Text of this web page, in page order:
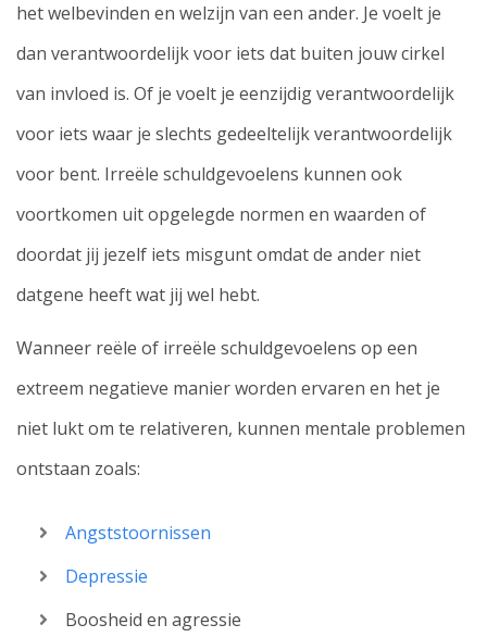
het welbevinden en welzijn van een ander. Je voelt je
dan verantwoordelijk voor iets dat buiten jouw cirkel
van invloed is. Of je voelt je eenzijdig verantwoordelijk
voor iets waar je slechts gedeeltelijk verantwoordelijk
voor bent. Irreële schuldgevoelens kunnen ook
voortkomen uit opgelegde normen en waarden of
doordat jij jezelf iets misgunt omdat de ander niet
datgene heeft wat jij wel hebt.
Wanneer reële of irreële schuldgevoelens op een
extreem negatieve manier worden ervaren en het je
niet lukt om te relativeren, kunnen mentale problemen
ontstaan zoals:
Angststoornissen
Depressie
Boosheid en agressie